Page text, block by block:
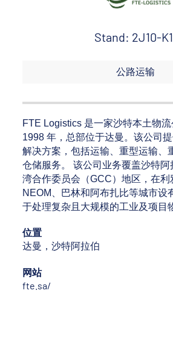
Stand: 2J10-
公路运输
FTE Logistics 是一家沙特本土物
1998 年，总部位于达曼。该公司
解决方案，包括运输、重型运输、
仓储服务。 该公司业务覆盖沙特
湾合作委员会（GCC）地区，在利
NEOM、巴林和阿布扎比等城市设
于处理复杂且大规模的工业及项目
位置
达曼，沙特阿拉伯
网站
fte.sa/